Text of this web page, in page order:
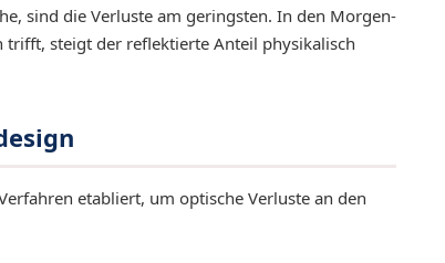
sind die Verluste am geringsten. In den Morgen-
trifft, steigt der reflektierte Anteil physikalisch
etabliert, um optische Verluste an den